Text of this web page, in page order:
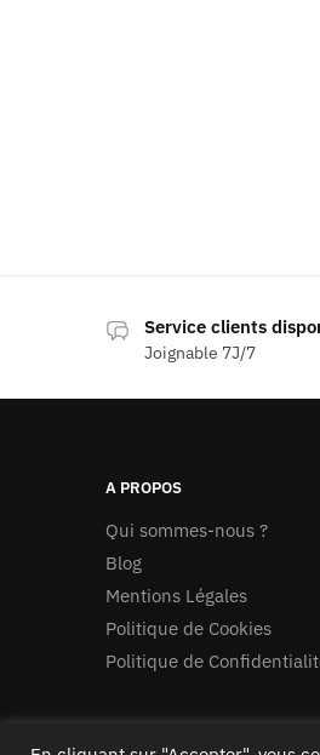
Service clients
Joignable 7J/7
A PROPOS
Qui sommes-nous ?
Blog
Mentions Légales
Politique de Cookies
Politique de